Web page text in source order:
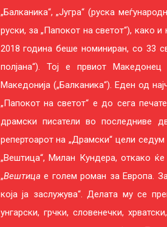
„Балканика“, „Југра“ (руска
руски, за „Папокот на светот“), како
2018 година беше номиниран, со 33
полјана“). Тој е првиот
Македонија („Балканика“). Еден од
„Папокот на светот“ е до сега
драмски писатели во последниве
репертоарот на „Драмски“ цели
„Вештица“, Милан Кундера, откако
„Вештица е голем роман за Европа.
која ја заслужува“. Делата му се
унгарски, грчки, словенечки,